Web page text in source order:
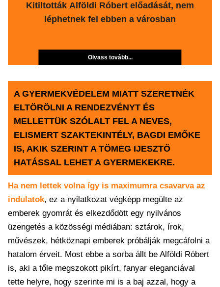
Kitiltották Alföldi Róbert előadását, nem
léphetnek fel ebben a városban
Olvass tovább...
A GYERMEKVÉDELEM MIATT SZERETNÉK
ELTÖRÖLNI A RENDEZVÉNYT ÉS
MELLETTÜK SZÓLALT FEL A NEVES,
ELISMERT SZAKTEKINTÉLY, BAGDI EMŐKE
IS, AKIK SZERINT A TÖMEG IJESZTŐ
HATÁSSAL LEHET A GYERMEKEKRE.
Ha nem lettek volna így is maximumra csavarva az
indulatok, ez a nyilatkozat végképp megülte az
emberek gyomrát és elkezdődött egy nyilvános
üzengetés a közösségi médiában: sztárok, írok,
művészek, hétköznapi emberek próbálják megcáfolni a
hatalom érveit. Most ebbe a sorba állt be Alföldi Róbert
is, aki a tőle megszokott pikírt, fanyar eleganciával
tette helyre, hogy szerinte mi is a baj azzal, hogy a